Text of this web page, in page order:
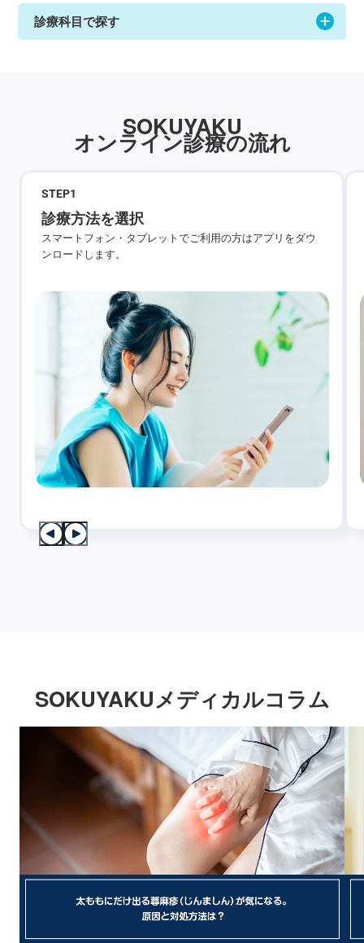
診療科目で探す
SOKUYAKU
オンライン診療の流れ
STEP1
診療方法を選択
スマートフォン・タブレットでご利用の方はアプリをダウ
ンロードします。
SOKUYAKUメディカルコラム